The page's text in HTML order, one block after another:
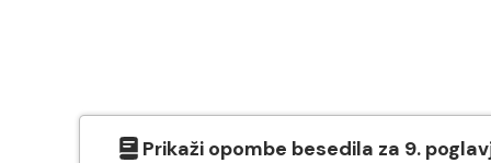
Prikaži opombe besedila za 9.